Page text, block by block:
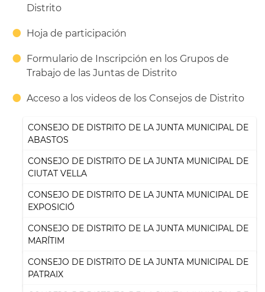
Distrito
Hoja de participación
Formulario de Inscripción en los Grupos de
Trabajo de las Juntas de Distrito
Acceso a los videos de los Consejos de Distrito
CONSEJO DE DISTRITO DE LA JUNTA MUNICIPAL DE
ABASTOS
CONSEJO DE DISTRITO DE LA JUNTA MUNICIPAL DE
CIUTAT VELLA
CONSEJO DE DISTRITO DE LA JUNTA MUNICIPAL DE
EXPOSICIÓ
CONSEJO DE DISTRITO DE LA JUNTA MUNICIPAL DE
MARÍTIM
CONSEJO DE DISTRITO DE LA JUNTA MUNICIPAL DE
PATRAIX